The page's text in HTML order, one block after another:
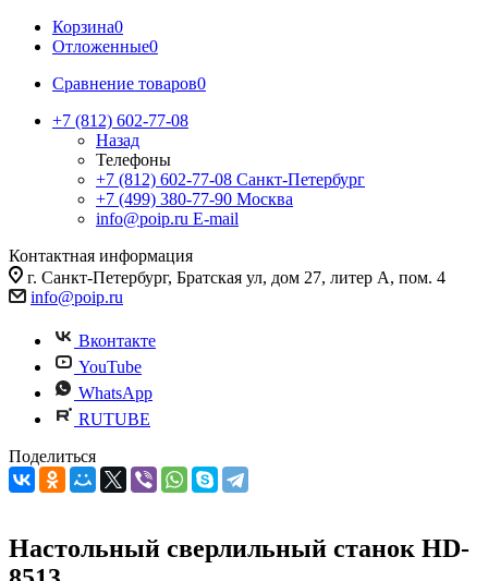
Корзина0
Отложенные0
Сравнение товаров0
+7 (812) 602-77-08
Назад
Телефоны
+7 (812) 602-77-08 Санкт-Петербург
+7 (499) 380-77-90 Москва
info@poip.ru E-mail
Контактная информация
г. Санкт-Петербург, Братская ул, дом 27, литер А, пом. 4
info@poip.ru
Вконтакте
YouTube
WhatsApp
RUTUBE
Поделиться
Настольный сверлильный станок HD-